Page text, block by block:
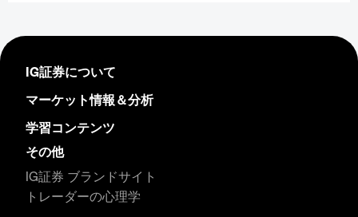
IG証券について
マーケット情報＆分析
学習コンテンツ
その他
IG証券 ブランドサイト
トレーダーの心理学